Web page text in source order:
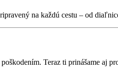
na každú cestu – od
Teraz ti prinášame aj